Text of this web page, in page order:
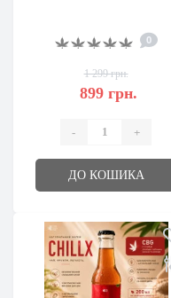
0
1 299 грн.
899 грн.
- +
ДО КОШИКА